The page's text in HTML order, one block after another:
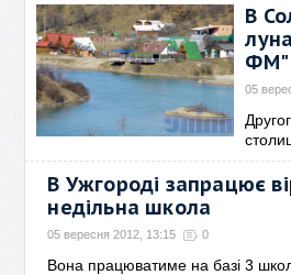
В
ФМ"
05
В Ужгороді запрацює
недільна школа
05 вересня 2012, 13:15 0
Вона працюватиме на базі 3